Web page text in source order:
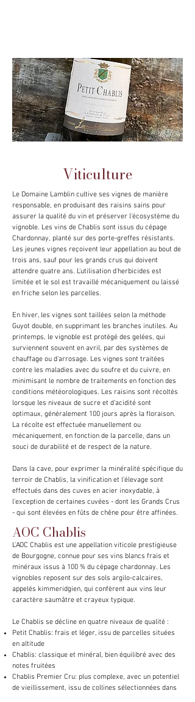
Viticulture
Le Domaine Lamblin cultive ses vignes de manière
responsable, en produisant des raisins sains pour
assurer la qualité du vin et préserver l'écosystème du
vignoble. Les vins de Chablis sont issus du cépage
Chardonnay, planté sur des porte-greffes résistants.
Les jeunes vignes reçoivent leur appellation au bout de
trois ans, sauf pour les grands crus qui doivent
attendre quatre ans. L'utilisation d'herbicides est
limitée et le sol est travaillé mécaniquement ou laissé
en friche selon les parcelles.
En hiver, les vignes sont taillées selon la méthode
Guyot double, en supprimant les branches inutiles. Au
printemps, le vignoble est protégé des gelées, qui
surviennent souvent en avril, par des systèmes de
chauffage ou d'arrosage. Les vignes sont traitées
contre les maladies avec du soufre et du cuivre, en
minimisant le nombre de traitements en fonction des
conditions météorologiques. Les raisins sont récoltés
lorsque les niveaux de sucre et d'acidité sont
optimaux, généralement 100 jours après la floraison.
La récolte est effectuée manuellement ou
mécaniquement, en fonction de la parcelle, dans un
souci de durabilité et de respect de la nature.
Dans la cave, pour exprimer la minéralité spécifique du
terroir de Chablis, la vinification et l'élevage sont
effectués dans des cuves en acier inoxydable, à
l'exception de certaines cuvées - dont les Grands Crus
- qui sont élevées en fûts de chêne pour être affinées.
AOC Chablis
L'AOC Chablis est une appellation viticole prestigieuse
de Bourgogne, connue pour ses vins blancs frais et
minéraux issus à 100 % du cépage chardonnay. Les
vignobles reposent sur des sols argilo-calcaires,
appelés kimmeridgien, qui confèrent aux vins leur
caractère saumâtre et crayeux typique.
Le Chablis se décline en quatre niveaux de qualité :
Petit Chablis: frais et léger, issu de parcelles situées
en altitude
Chablis: classique et minéral, bien équilibré avec des
notes fruitées
Chablis Premier Cru: plus complexe, avec un potentiel
de vieillissement, issu de collines sélectionnées dans